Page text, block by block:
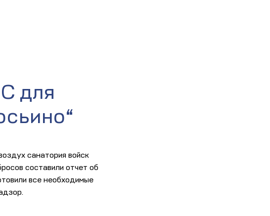
для
санатория войск
составили отчет об
все необходимые